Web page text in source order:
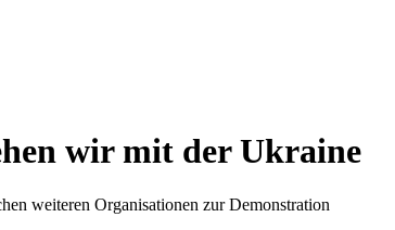
wir mit der Ukraine
weiteren Organisationen zur Demonstration